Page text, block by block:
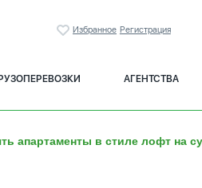
Избранное Регистрация
АГЕНТСТВА
апартаменты в стиле лофт на